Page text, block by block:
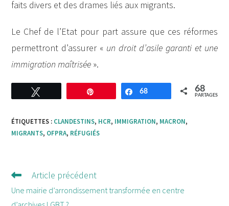
faits divers et des drames liés aux migrants.
Le Chef de l’Etat pour part assure que ces réformes
permettront d’assurer « un droit d’asile garanti et une
immigration maîtrisée ».
Enregistrer Partagez
68 68
PARTAGES
ÉTIQUETTES : CLANDESTINS, HCR, IMMIGRATION, MACRON,
MIGRANTS, OFPRA, RÉFUGIÉS
Lire
d'autres
articles
Article précédent
Une mairie d’arrondissement transformée en centre